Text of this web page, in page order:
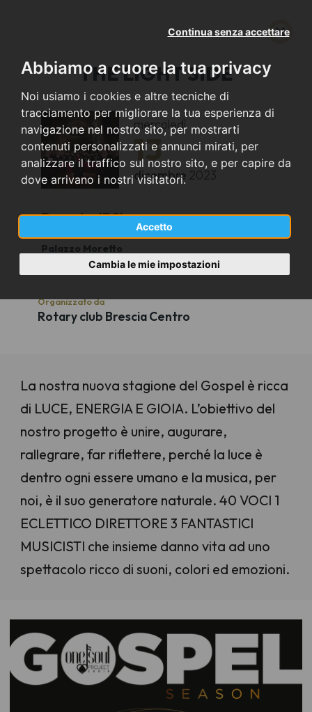
Abbiamo a cuore la tua privacy
Noi usiamo i cookies e altre tecniche di
tracciamento per migliorare la tua esperienza di
navigazione nel nostro sito, per mostrarti
contenuti personalizzati e annunci mirati, per
analizzare il traffico sul nostro sito, e per capire da
dove arrivano i nostri visitatori.
Accetto
Continua senza accettare
Cambia le mie impostazioni
THE LIGHT SIDE
mercoledì
13
dicembre 2023
Brescia (BS)
Palazzo Moretto
Organizzato da
Rotary club Brescia Centro
La nostra nuova stagione del Gospel è ricca
di LUCE, ENERGIA E GIOIA. L’obiettivo del
nostro progetto è unire, augurare,
rallegrare, far riflettere, perché la luce è
dentro ogni essere umano e la musica, per
noi, è il suo generatore naturale. 40 VOCI 1
ECLETTICO DIRETTORE 3 FANTASTICI
MUSICISTI che insieme danno vita ad uno
spettacolo ricco di suoni, colori ed emozioni.